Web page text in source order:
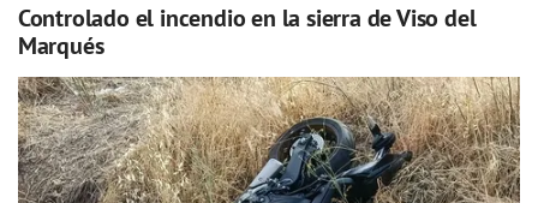
Controlado el incendio en la sierra de Viso del
Marqués